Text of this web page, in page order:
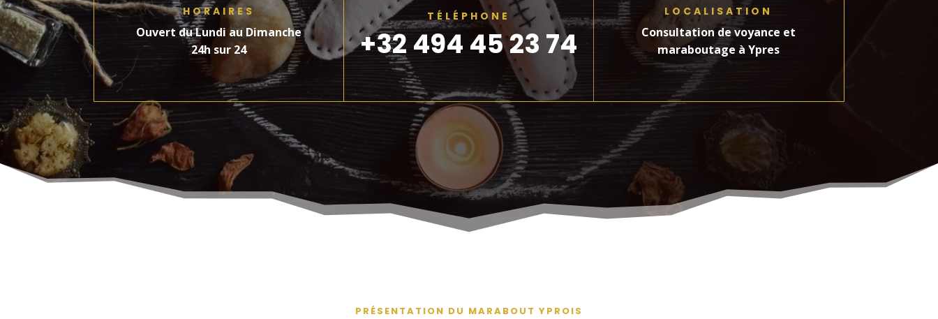
HORAIRES
Ouvert du Lundi au Dimanche
24h sur 24
TÉLÉPHONE
+32 494 45 23 74
LOCALISATION
Consultation de voyance et
maraboutage à Ypres
PRÉSENTATION DU MARABOUT YPROIS